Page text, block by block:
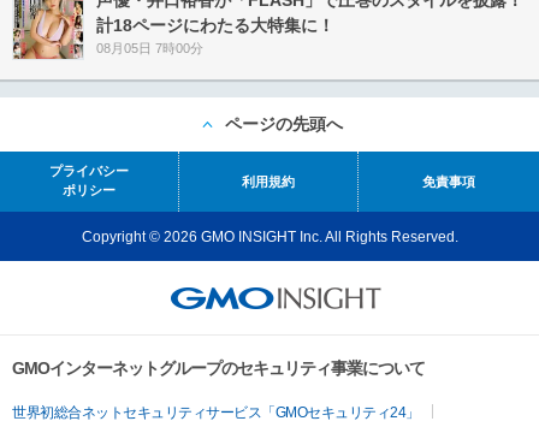
計18ページにわたる大特集に！
08月05日 7時00分
ページの先頭へ
プライバシー
ポリシー
利用規約 免責事項
Copyright © 2026 GMO INSIGHT Inc. All Rights Reserved.
GMOインターネットグループのセキュリティ事業について
世界初総合ネットセキュリティサービス「GMOセキュリティ24」